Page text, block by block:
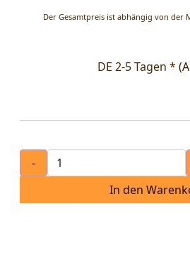
Der Gesamtpreis ist abhängig von der
DE 2-5 Tagen *
-
In den